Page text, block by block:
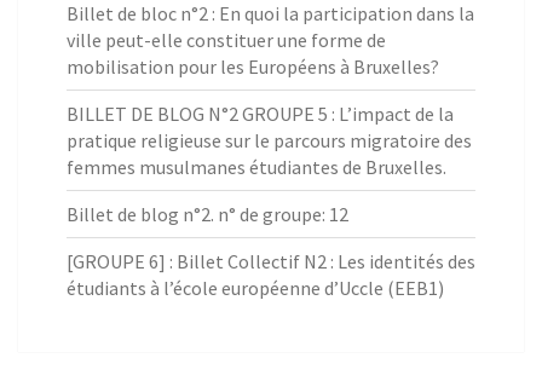
Billet de bloc n°2 : En quoi la participation dans la
ville peut-elle constituer une forme de
mobilisation pour les Européens à Bruxelles?
BILLET DE BLOG N°2 GROUPE 5 : L’impact de la
pratique religieuse sur le parcours migratoire des
femmes musulmanes étudiantes de Bruxelles.
Billet de blog n°2. n° de groupe: 12
[GROUPE 6] : Billet Collectif N2 : Les identités des
étudiants à l’école européenne d’Uccle (EEB1)